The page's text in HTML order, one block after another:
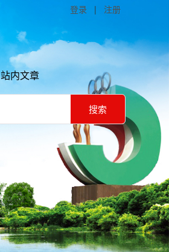
登录 | 注册
站内文章
搜索